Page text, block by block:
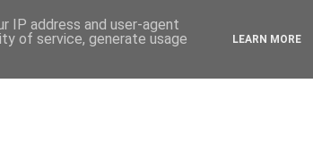
IP address and user-agent
of service, generate usage
LEARN MORE